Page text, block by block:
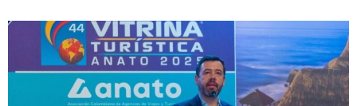
o
k
r
e